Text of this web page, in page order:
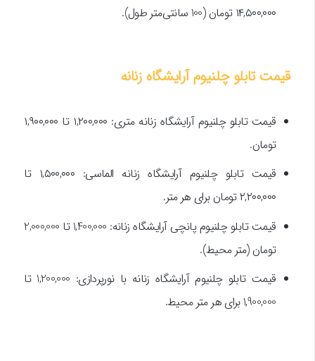
۱۴,۵۰۰,۰۰۰ تومان (100 سانتی‌متر طول).
قیمت تابلو چلنیوم آرایشگاه زنانه
قیمت تابلو چلنیوم آرایشگاه زنانه متری: ۱,۲۰۰,۰۰۰ تا ۱,۹۰۰,۰۰۰
تومان.
قیمت تابلو چلنیوم آرایشگاه زنانه الماسی: ۱,۵۰۰,۰۰۰ تا
۲,۲۰۰,۰۰۰ تومان برای هر متر.
قیمت تابلو چلنیوم پانچی آرایشگاه زنانه: 1,400,000 تا 2,000,000
تومان (متر محیط).
قیمت تابلو چلنیوم آرایشگاه زنانه با نورپردازی: 1,200,000 تا
1,900,000 برای هر متر محیط.